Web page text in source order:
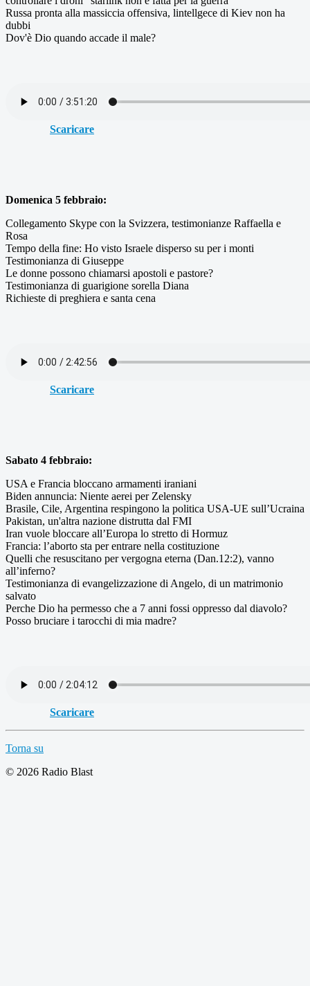
Russa pronta alla massiccia offensiva, lintellgece di Kiev non ha
dubbi
Dov'è Dio quando accade il male?
Scaricare
Domenica 5 febbraio:
Collegamento Skype con la Svizzera, testimonianze Raffaella e
Rosa
Tempo della fine: Ho visto Israele disperso su per i monti
Testimonianza di Giuseppe
Le donne possono chiamarsi apostoli e pastore?
Testimonianza di guarigione sorella Diana
Richieste di preghiera e santa cena
Scaricare
Sabato 4 febbraio:
USA e Francia bloccano armamenti iraniani
Biden annuncia: Niente aerei per Zelensky
Brasile, Cile, Argentina respingono la politica USA-UE sull’Ucraina
Pakistan, un'altra nazione distrutta dal FMI
Iran vuole bloccare all’Europa lo stretto di Hormuz
Francia: l’aborto sta per entrare nella costituzione
Quelli che resuscitano per vergogna eterna (Dan.12:2), vanno
all’inferno?
Testimonianza di evangelizzazione di Angelo, di un matrimonio
salvato
Perche Dio ha permesso che a 7 anni fossi oppresso dal diavolo?
Posso bruciare i tarocchi di mia madre?
Scaricare
Torna su
© 2026 Radio Blast